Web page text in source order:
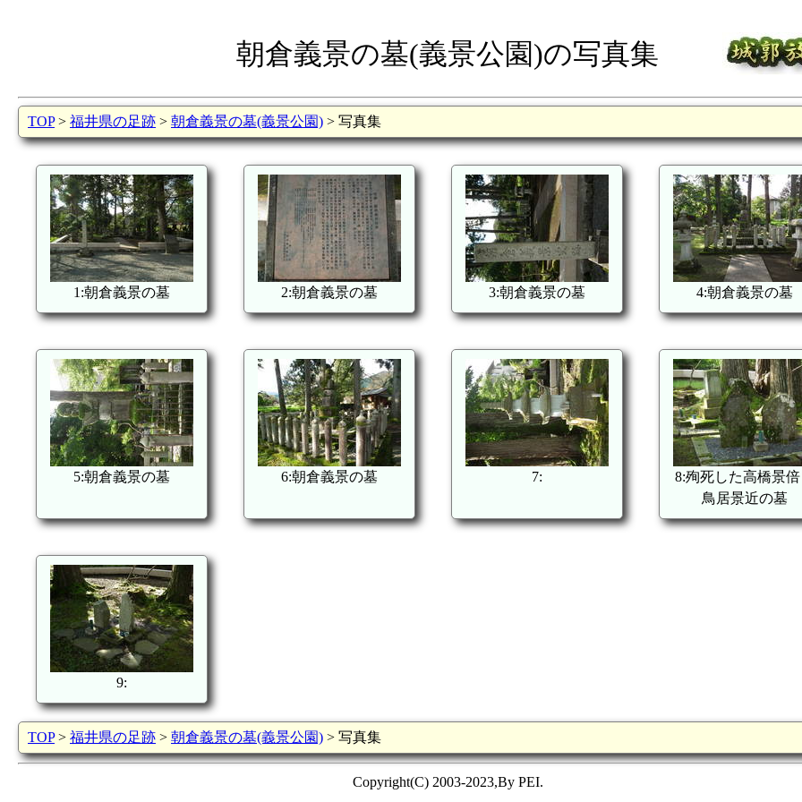
朝倉義景の墓(義景公園)の写真集
TOP> 福井県の足跡 > 朝倉義景の墓(義景公園) > 写真集
1:朝倉義景の墓 2:朝倉義景の墓 3:朝倉義景の墓 4:朝倉義景の墓
5:朝倉義景の墓 6:朝倉義景の墓 7:
8:殉死した高橋景
鳥居景近の墓
9:
TOP> 福井県の足跡 > 朝倉義景の墓(義景公園) > 写真集
Copyright(C) 2003-2023,By PEI.